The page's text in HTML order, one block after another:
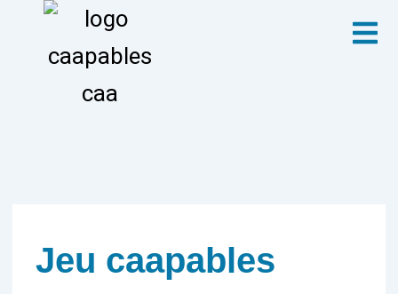
contenu
Menu
Jeu caapables